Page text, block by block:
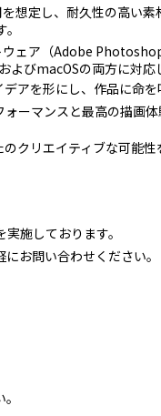
想定し、耐久性の高い
ウェア（Adobe
びmacOSの両方に対応
アを形にし、作品に命
ーマンスと最高の描画体
クリエイティブな可能性
施しております。
お問い合わせください。